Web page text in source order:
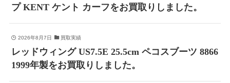
プ KENT ケント カーフをお買取りしました。
2026年8月7日 買取実績
レッドウィング US7.5E 25.5cm ペコスブーツ 8866
1999年製をお買取りしました。